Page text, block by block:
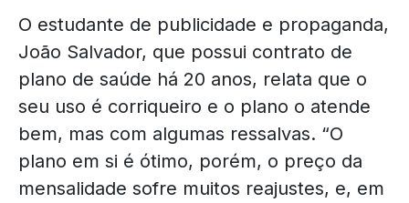
O estudante de publicidade e propaganda,
João Salvador, que possui contrato de
plano de saúde há 20 anos, relata que o
seu uso é corriqueiro e o plano o atende
bem, mas com algumas ressalvas. “O
plano em si é ótimo, porém, o preço da
mensalidade sofre muitos reajustes, e, em